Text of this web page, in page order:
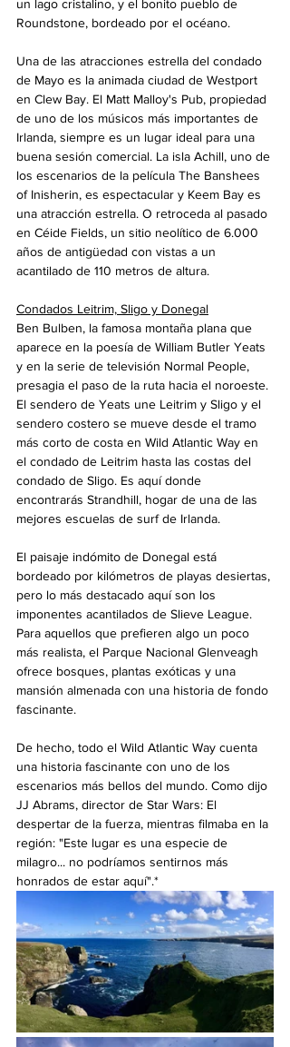
un lago cristalino, y el bonito pueblo de
Roundstone, bordeado por el océano.
Una de las atracciones estrella del condado
de Mayo es la animada ciudad de Westport
en Clew Bay. El Matt Malloy's Pub, propiedad
de uno de los músicos más importantes de
Irlanda, siempre es un lugar ideal para una
buena sesión comercial. La isla Achill, uno de
los escenarios de la película The Banshees
of Inisherin, es espectacular y Keem Bay es
una atracción estrella. O retroceda al pasado
en Céide Fields, un sitio neolítico de 6.000
años de antigüedad con vistas a un
acantilado de 110 metros de altura.
Condados Leitrim, Sligo y Donegal
Ben Bulben, la famosa montaña plana que
aparece en la poesía de William Butler Yeats
y en la serie de televisión Normal People,
presagia el paso de la ruta hacia el noroeste.
El sendero de Yeats une Leitrim y Sligo y el
sendero costero se mueve desde el tramo
más corto de costa en Wild Atlantic Way en
el condado de Leitrim hasta las costas del
condado de Sligo. Es aquí donde
encontrarás Strandhill, hogar de una de las
mejores escuelas de surf de Irlanda.
El paisaje indómito de Donegal está
bordeado por kilómetros de playas desiertas,
pero lo más destacado aquí son los
imponentes acantilados de Slieve League.
Para aquellos que prefieren algo un poco
más realista, el Parque Nacional Glenveagh
ofrece bosques, plantas exóticas y una
mansión almenada con una historia de fondo
fascinante.
De hecho, todo el Wild Atlantic Way cuenta
una historia fascinante con uno de los
escenarios más bellos del mundo. Como dijo
JJ Abrams, director de Star Wars: El
despertar de la fuerza, mientras filmaba en la
región: "Este lugar es una especie de
milagro... no podríamos sentirnos más
honrados de estar aquí".*